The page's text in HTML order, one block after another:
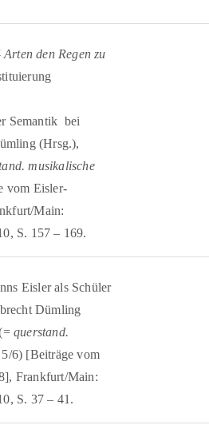
Arten den Regen zu
Semantik bei
(Hrsg.),
musikalische
vom Eisler-
Main:
S. 157 – 169.
Eisler als Schüler
Dümling
querstand.
5/6) [Beiträge vom
Frankfurt/Main:
S. 37 – 41.